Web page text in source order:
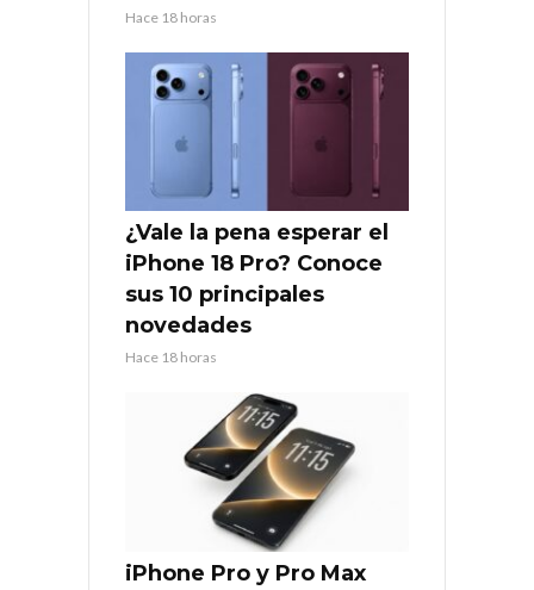
Hace 18 horas
¿Vale la pena esperar el
iPhone 18 Pro? Conoce
sus 10 principales
novedades
Hace 18 horas
iPhone Pro y Pro Max